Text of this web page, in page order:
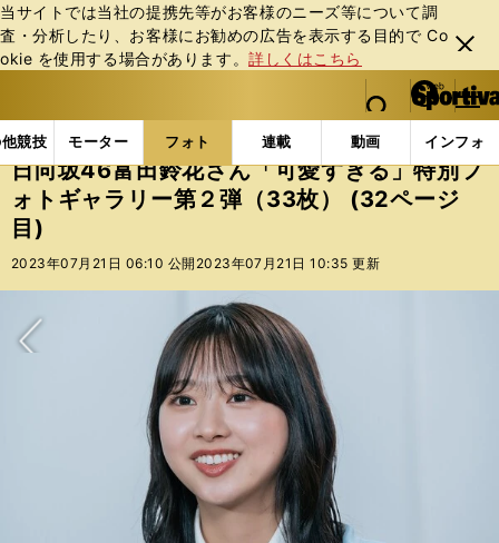
当サイトでは当社の提携先等がお客様のニーズ等について調
査・分析したり、お客様にお勧めの広告を表⽰する⽬的で Co
okie を使⽤する場合があります。詳しくはこちら
閉じ
る
web Sportiva (webスポルティーバ)
検索
マイペ
ー
ジ
メニュ
競技 モーター フォト 連載 動画 インフォ
b
ス
ポ
ル
テ
ー
バ
フォトギャラリー スポーツビーナスギャラリー 日
日向坂46富田鈴花さん「可愛すぎる」特別フ
ォトギャラリー第２弾（33枚） (32ページ
目)
2023年07月21日 06:10 公開 2023年07月21日 10:35 更新